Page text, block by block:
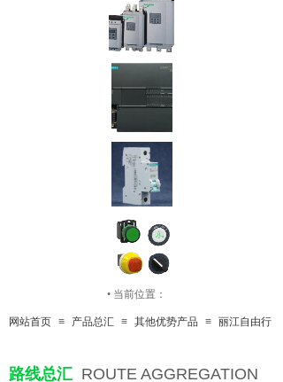
• 当前位置：
网站首页 ≡ 产品总汇 ≡ 其他优势产品 ≡ 丽江自由行
路线总汇 ROUTE AGGREGATION